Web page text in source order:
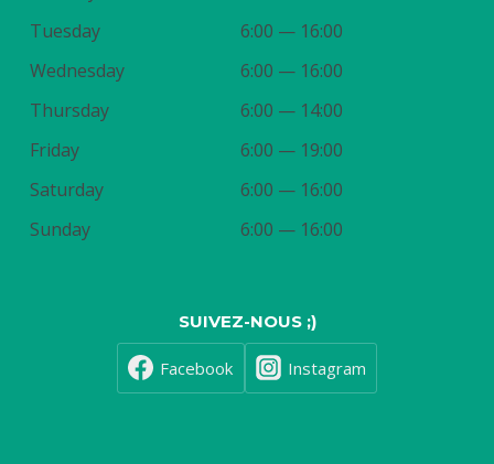
Tuesday
6:00 — 16:00
Wednesday
6:00 — 16:00
Thursday
6:00 — 14:00
Friday
6:00 — 19:00
Saturday
6:00 — 16:00
Sunday
6:00 — 16:00
SUIVEZ-NOUS ;)
Facebook Instagram